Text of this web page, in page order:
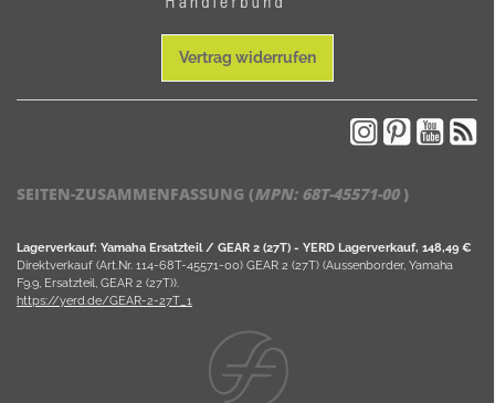
Vertrag widerrufen
SEITEN-ZUSAMMENFASSUNG (MPN: 68T-45571-00)
Lagerverkauf: Yamaha Ersatzteil / GEAR 2 (27T) - YERD Lagerverkauf, 148,49 €
Direktverkauf (Art.Nr. 114-68T-45571-00) GEAR 2 (27T) (Aussenborder, Yamaha
F9.9, Ersatzteil, GEAR 2 (27T)).
https://yerd.de/GEAR-2-27T_1